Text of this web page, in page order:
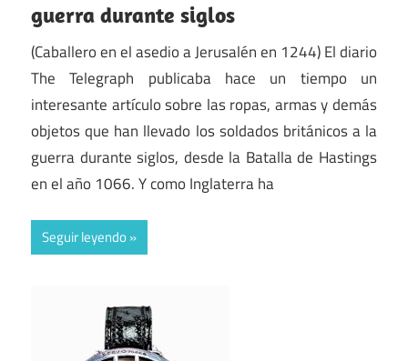
guerra durante siglos
(Caballero en el asedio a Jerusalén en 1244) El diario
The Telegraph publicaba hace un tiempo un
interesante artículo sobre las ropas, armas y demás
objetos que han llevado los soldados británicos a la
guerra durante siglos, desde la Batalla de Hastings
en el año 1066. Y como Inglaterra ha
Seguir leyendo